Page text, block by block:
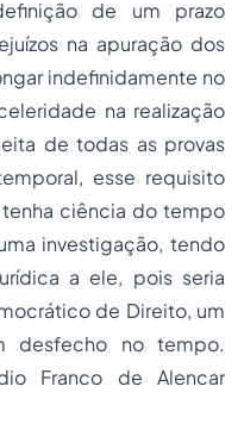
de um prazo
na apuração dos
indefinidamente no
na realização
de todas as provas
esse requisito
ciência do tempo
investigação, tendo
a ele, pois seria
de Direito, um
desfecho no tempo.
Franco de Alencar